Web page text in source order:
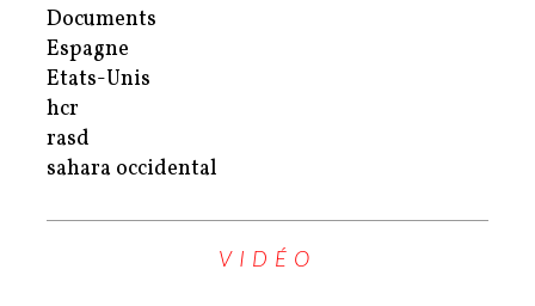
Documents
Espagne
Etats-Unis
hcr
rasd
sahara occidental
VIDÉO